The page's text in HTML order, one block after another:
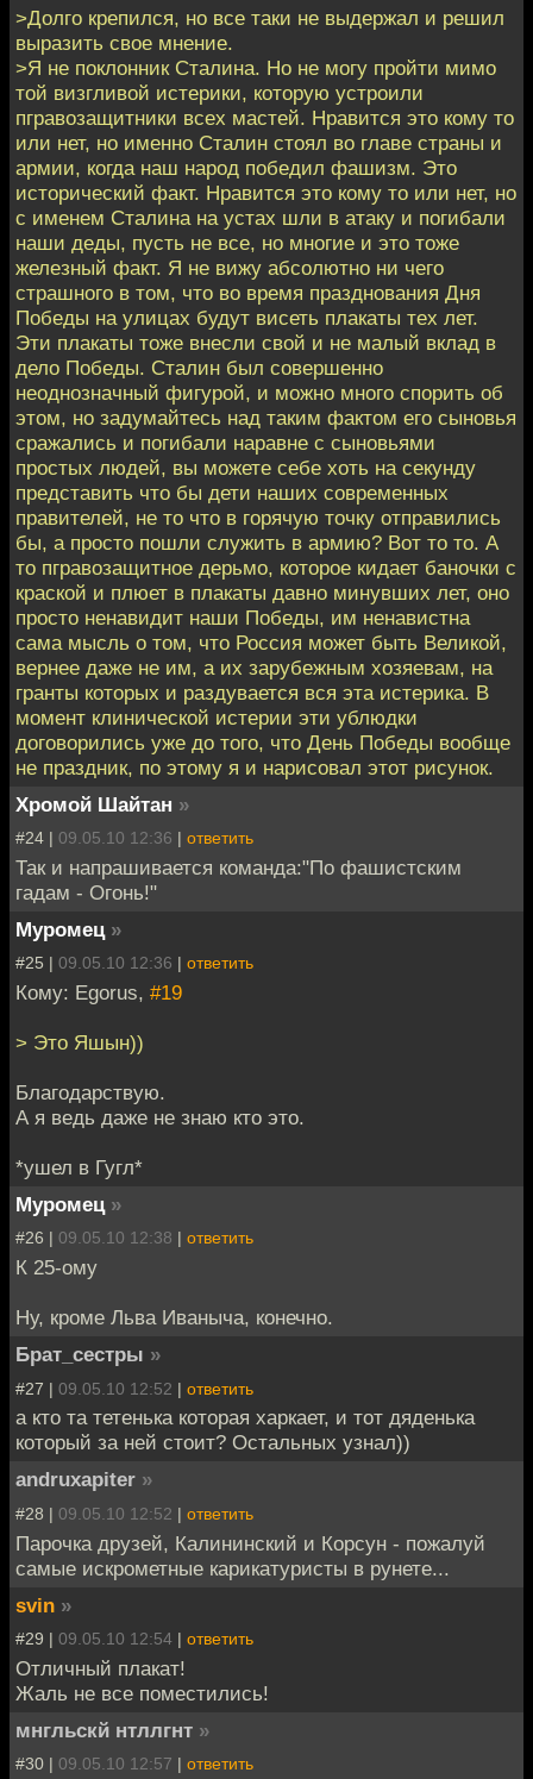
>Долго крепился, но все таки не выдержал и решил
выразить свое мнение.
>Я не поклонник Сталина. Но не могу пройти мимо
той визгливой истерики, которую устроили
пгравозащитники всех мастей. Нравится это кому то
или нет, но именно Сталин стоял во главе страны и
армии, когда наш народ победил фашизм. Это
исторический факт. Нравится это кому то или нет, но
с именем Сталина на устах шли в атаку и погибали
наши деды, пусть не все, но многие и это тоже
железный факт. Я не вижу абсолютно ни чего
страшного в том, что во время празднования Дня
Победы на улицах будут висеть плакаты тех лет.
Эти плакаты тоже внесли свой и не малый вклад в
дело Победы. Сталин был совершенно
неоднозначный фигурой, и можно много спорить об
этом, но задумайтесь над таким фактом его сыновья
сражались и погибали наравне с сыновьями
простых людей, вы можете себе хоть на секунду
представить что бы дети наших современных
правителей, не то что в горячую точку отправились
бы, а просто пошли служить в армию? Вот то то. А
то пгравозащитное дерьмо, которое кидает баночки с
краской и плюет в плакаты давно минувших лет, оно
просто ненавидит наши Победы, им ненавистна
сама мысль о том, что Россия может быть Великой,
вернее даже не им, а их зарубежным хозяевам, на
гранты которых и раздувается вся эта истерика. В
момент клинической истерии эти ублюдки
договорились уже до того, что День Победы вообще
не праздник, по этому я и нарисовал этот рисунок.
Хромой Шайтан »
#24 | 09.05.10 12:36 | ответить
Так и напрашивается команда:"По фашистским
гадам - Огонь!"
Муромец »
#25 | 09.05.10 12:36 | ответить
Кому: Egorus, #19
> Это Яшын))
Благодарствую.
А я ведь даже не знаю кто это.
*ушел в Гугл*
Муромец »
#26 | 09.05.10 12:38 | ответить
К 25-ому
Ну, кроме Льва Иваныча, конечно.
Брат_сестры »
#27 | 09.05.10 12:52 | ответить
а кто та тетенька которая харкает, и тот дяденька
который за ней стоит? Остальных узнал))
andruxapiter »
#28 | 09.05.10 12:52 | ответить
Парочка друзей, Калининский и Корсун - пожалуй
самые искрометные карикатуристы в рунете...
svin »
#29 | 09.05.10 12:54 | ответить
Отличный плакат!
Жаль не все поместились!
мнгльскй нтллгнт »
#30 | 09.05.10 12:57 | ответить